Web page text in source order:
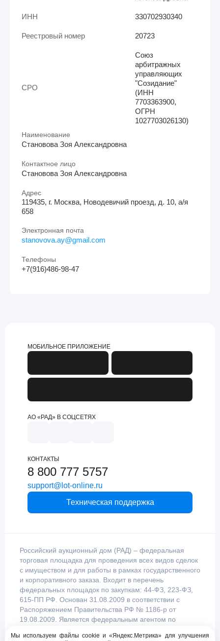
ИНН 330702930340
Реестровый номер 20723
СРО
Союз
арбитражных
управляющих
"Созидание"
(ИНН
7703363900,
ОГРН
1027703026130)
Наименование
Становова Зоя Александровна
Контактное лицо
Становова Зоя Александровна
Адрес
119435, г. Москва, Новодевичий проезд, д. 10, а/я
658
Электронная почта
stanovova.ay@gmail.com
Телефоны
+7(916)486-98-47
МОБИЛЬНОЕ ПРИЛОЖЕНИЕ
АО «РАД» В СОЦСЕТЯХ
КОНТАКТЫ
8 800 777 5757
support@lot-online.ru
Техническая поддержка
Российский аукционный дом (РАД) – федеральная
торговая площадка для проведения всех видов сделок
с имуществом и для работы в рамках государственного
и корпоративного заказа. Входит в перечень
федеральных площадок по закупкам: 44-ФЗ, 223-ФЗ,
615-ПП РФ. Основан 31.08.2009 в соответствии с
Распоряжением Правительства РФ № 1186-р от
19.08.2009. Является федеральным агентом по
Правительством Российской Федерации.
Мы используем файлы cookie и «Яндекс.Метрика» для улучшения